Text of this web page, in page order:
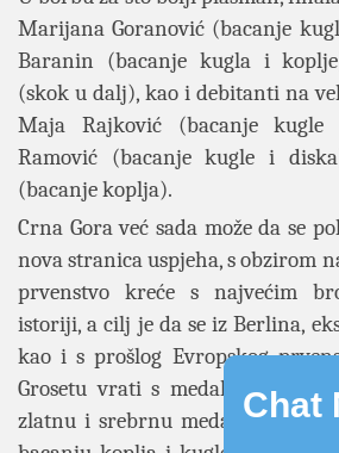
Marijana Goranović (bacanje
Baranin (bacanje kugla i
(skok u dalj), kao i debitanti na
Maja Rajković (bacanje
Ramović (bacanje kugle i
(bacanje koplja).
Crna Gora već sada može da se
nova stranica uspjeha, s obzirom
prvenstvo kreće s najvećim
istoriji, a cilj je da se iz Berlina,
kao i s prošlog Evropskog
Grosetu vrati s medaljama.
zlatnu i srebrnu medalju osvojio
Chat